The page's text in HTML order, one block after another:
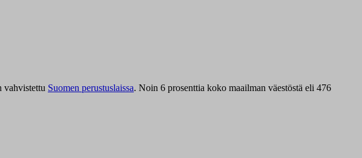
vahvistettu Suomen perustuslaissa. Noin 6 prosenttia koko maailman väestöstä eli 476